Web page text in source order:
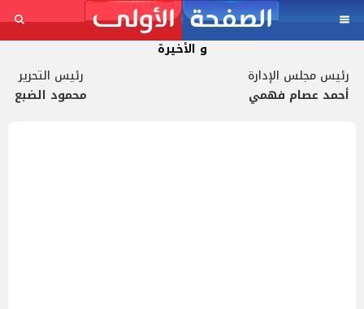
و الأخيرة
رئيس مجلس الإدارة
أحمد عصام فهمي
رئيس التحرير
محمود الضبع